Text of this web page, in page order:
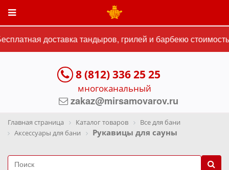
доставка тандыров, грилей и барбекю
8 (812) 336 25 25
многоканальный
zakaz@mirsamovarov.ru
Главная страница Каталог товаров
Все для бани
Аксессуары для бани
Рукавицы для сауны